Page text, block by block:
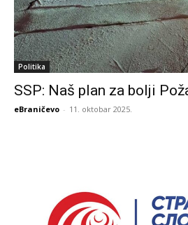
Politika
SSP: Naš plan za bolji
eBraničevo - 11. oktobar 2025.